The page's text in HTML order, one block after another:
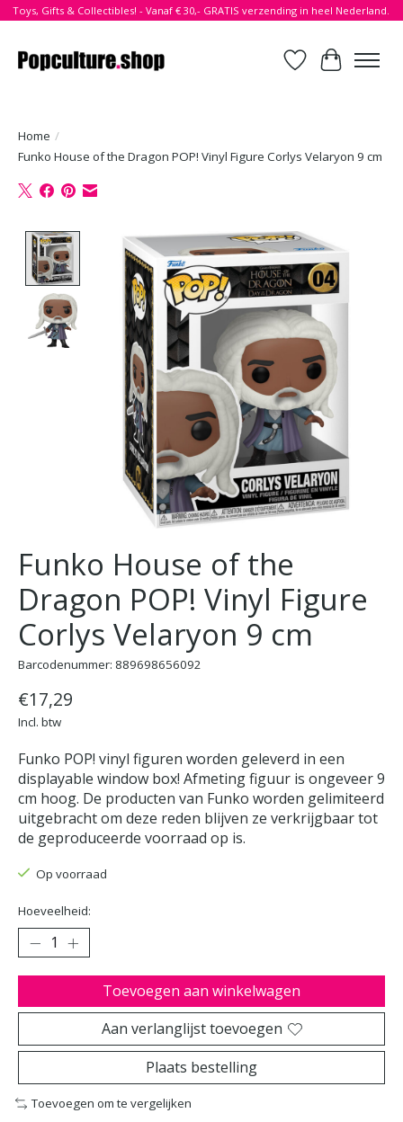
Toys, Gifts & Collectibles! - Vanaf € 30,- GRATIS verzending in heel Nederland.
Verlanglijst
Home /
Funko House of the Dragon POP! Vinyl Figure Corlys Velaryon 9 cm
Product image slideshow Items
Funko House of the
Dragon POP! Vinyl Figure
Corlys Velaryon 9 cm
Barcodenummer: 889698656092
€17,29
Incl. btw
Funko POP! vinyl figuren worden geleverd in een
displayable window box! Afmeting figuur is ongeveer 9
cm hoog. De producten van Funko worden gelimiteerd
uitgebracht om deze reden blijven ze verkrijgbaar tot
de geproduceerde voorraad op is.
Op voorraad
Hoeveelheid:
Toevoegen aan winkelwagen
Aan verlanglijst toevoegen
Plaats bestelling
Toevoegen om te vergelijken